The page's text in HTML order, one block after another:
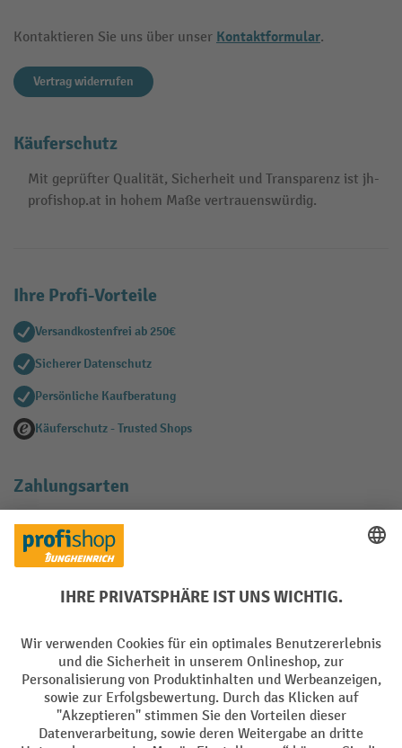
Kontaktieren Sie uns über unser Kontaktformular.
Vertrag widerrufen
Käuferschutz
Mit geprüfter Qualität, Sicherheit und Transparenz ist jh-
profishop.at in hohem Maße vertrauenswürdig.
Ihre Profi-Vorteile
Versandkostenfrei ab 250€
Sicherer Datenschutz
Persönliche Kaufberatung
Käuferschutz - Trusted Shops
Zahlungsarten
Creditcard (Master)
Facebook
YouTube
LinkedIn
Instagram